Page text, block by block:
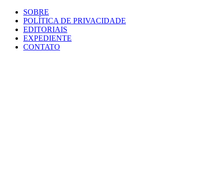
SOBRE
POLÍTICA DE PRIVACIDADE
EDITORIAIS
EXPEDIENTE
CONTATO